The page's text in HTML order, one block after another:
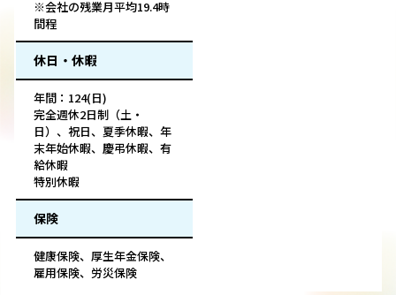
※会社の残業月平均19.4時
間程
休日・休暇
年間：124(日)
完全週休2日制（土・
日）、祝日、夏季休暇、年
末年始休暇、慶弔休暇、有
給休暇
特別休暇
保険
健康保険、厚生年金保険、
雇用保険、労災保険